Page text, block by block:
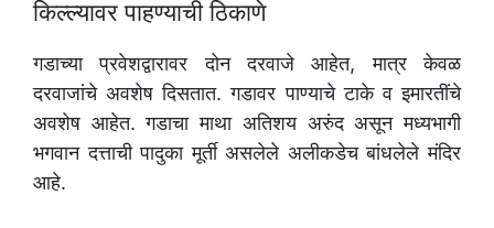
किल्ल्यावर पाहण्याची ठिकाणे
गडाच्या प्रवेशद्वारावर दोन दरवाजे आहेत, मात्र केवळ
दरवाजांचे अवशेष दिसतात. गडावर पाण्याचे टाके व इमारतींचे
अवशेष आहेत. गडाचा माथा अतिशय अरुंद असून मध्यभागी
भगवान दत्ताची पादुका मूर्ती असलेले अलीकडेच बांधलेले मंदिर
आहे.